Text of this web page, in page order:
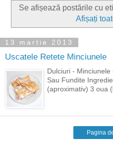
Se afișează postările cu
Afișați
13 martie 2013
Uscatele Retete Minciunele
Dulciuri -
Sau Fundite
(aproximativ) 3 oua
Pagina